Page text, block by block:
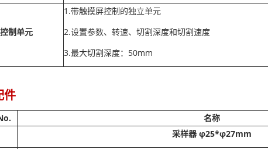
控制单元
1.带触摸屏控制的独立单元
2.设置参数、转速、切割深度和切割速度
3.最大切割深度：50mm
件
名称
采样器 φ25*φ27mm